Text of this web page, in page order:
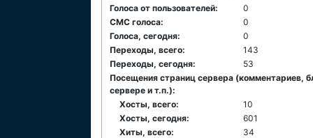
Голоса от пользователей:
0
СМС голоса:
0
Голоса, сегодня:
0
Переходы, всего:
143
Переходы, сегодня:
53
Посещения страниц сервера (комментариев,
сервере и т.п.):
Хосты, всего:
10
Хосты, сегодня:
601
Хиты, всего:
34